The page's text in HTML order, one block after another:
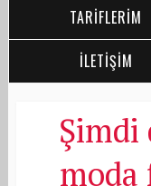
TARİFLERİM
İLETİŞİM
Şimdi
moda